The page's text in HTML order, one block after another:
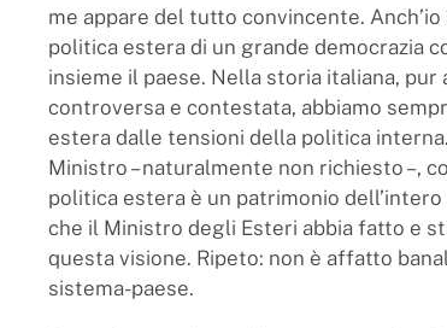
me appare del tutto convincente.
politica estera di un grande democrazia
insieme il paese. Nella storia italiana,
controversa e contestata, abbiamo
estera dalle tensioni della politica
Ministro – naturalmente non richiesto –,
politica estera è un patrimonio dell’intero
che il Ministro degli Esteri abbia fatto e
questa visione. Ripeto: non è affatto
sistema-paese.